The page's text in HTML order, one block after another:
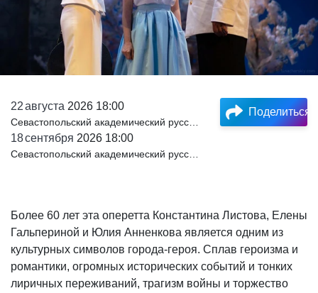
22августа 2026 18:00
18сентября 2026 18:00
Поделиться
Более 60 лет эта оперетта Константина Листова, Елены
Гальпериной и Юлия Анненкова является одним из
культурных символов города-героя. Сплав героизма и
романтики, огромных исторических событий и тонких
лиричных переживаний, трагизм войны и торжество